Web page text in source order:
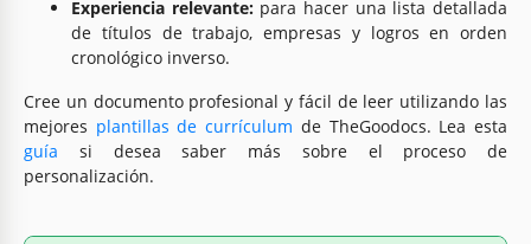
Experiencia relevante:para hacer una lista detallada
de títulos de trabajo, empresas y logros en orden
cronológico inverso.
Cree un documento profesional y fácil de leer utilizando las
mejores plantillas de currículum de TheGoodocs. Lea esta
guía si desea saber más sobre el proceso de
personalización.